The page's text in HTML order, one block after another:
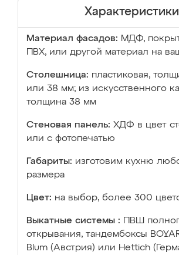
Характеристики
Материал фасадов: МДФ,
ПВХ, или другой материал на
Столешница: пластиковая,
или 38 мм; из искусственного
толщина 38 мм
Стеновая панель: ХДФ в цвет
или с фотопечатью
Габариты: изготовим кухню
размера
Цвет: на выбор, более 300
Выкатные системы :
ПВШ
открывания, тандембоксы
Blum (Австрия) или Hettich